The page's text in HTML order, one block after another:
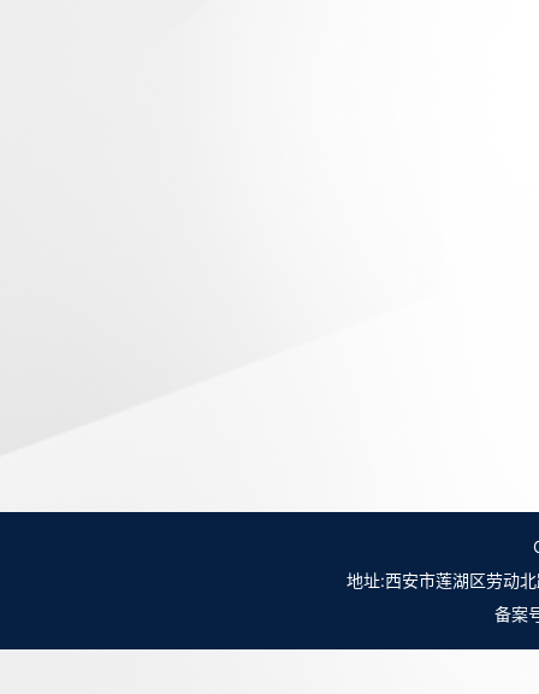
地址:西安市莲湖区劳动
备案